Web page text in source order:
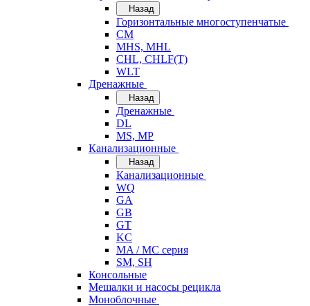
Назад
Горизонтальные многоступенчатые
CM
MHS, MHL
CHL, CHLF(T)
WLT
Дренажные
Назад
Дренажные
DL
MS, MP
Канализационные
Назад
Канализационные
WQ
GA
GB
GT
KC
MA / MC серия
SM, SH
Консольные
Мешалки и насосы рецикла
Моноблочные